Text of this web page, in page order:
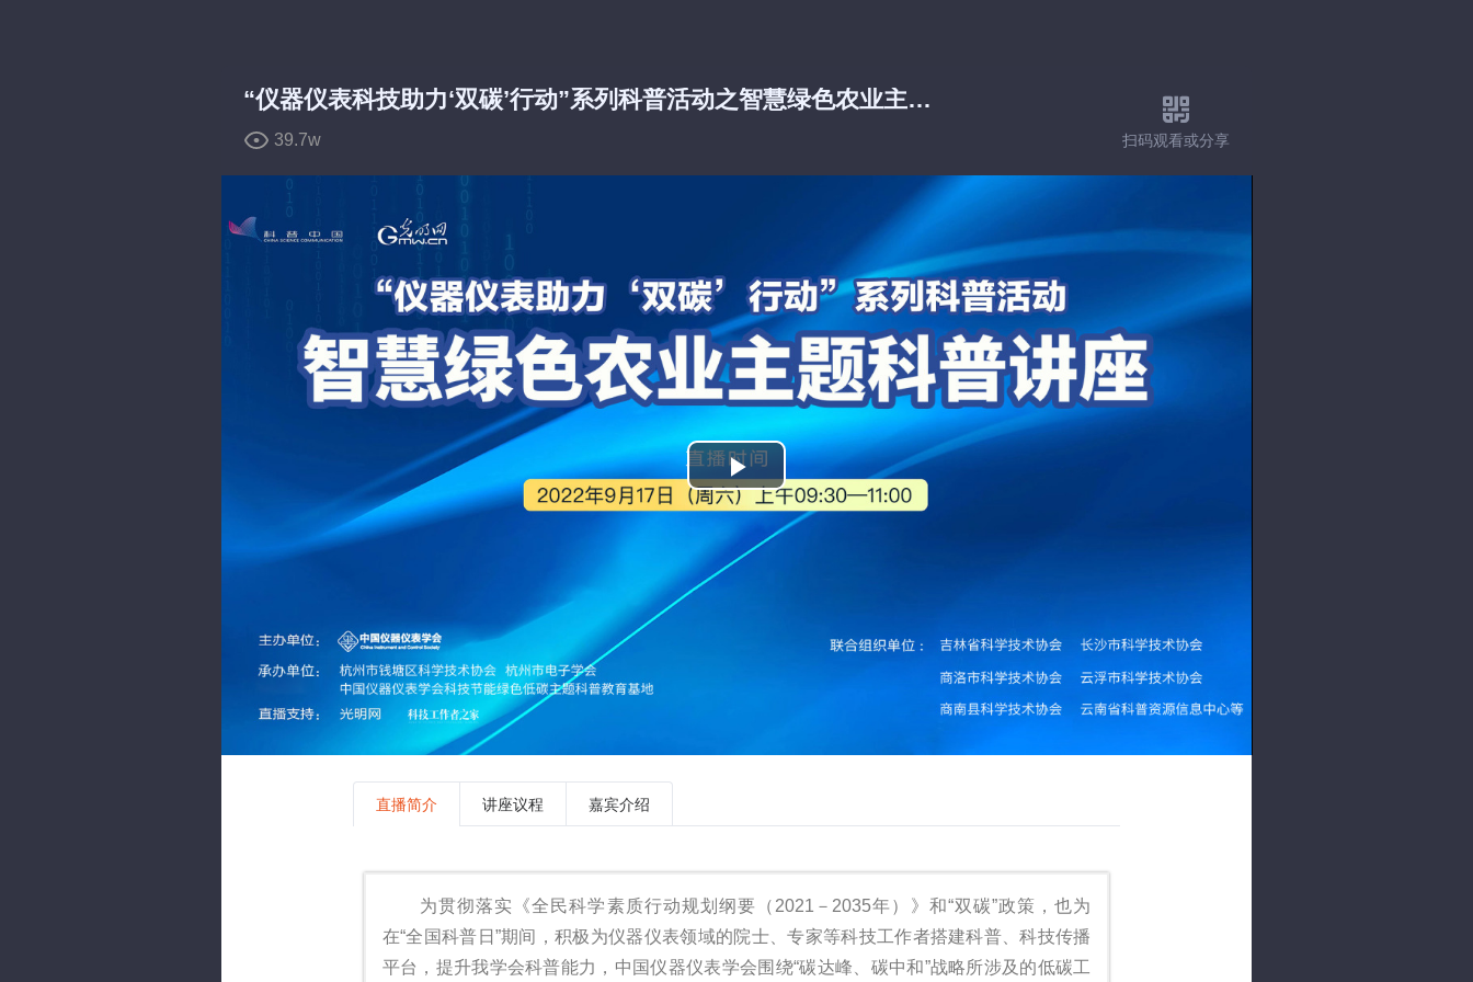
“仪器仪表科技助力‘双碳’行动”系列科普活动之智慧绿色农业主题科普讲座
39.7w 扫码观看或分享
播
放
直播简介 讲座议程 嘉宾介绍
为贯彻落实《全民科学素质行动规划纲要（2021－2035年）》和“双碳”政策，也为
在“全国科普日”期间，积极为仪器仪表领域的院士、专家等科技工作者搭建科普、科技传播
平台，提升我学会科普能力，中国仪器仪表学会围绕“碳达峰、碳中和”战略所涉及的低碳工